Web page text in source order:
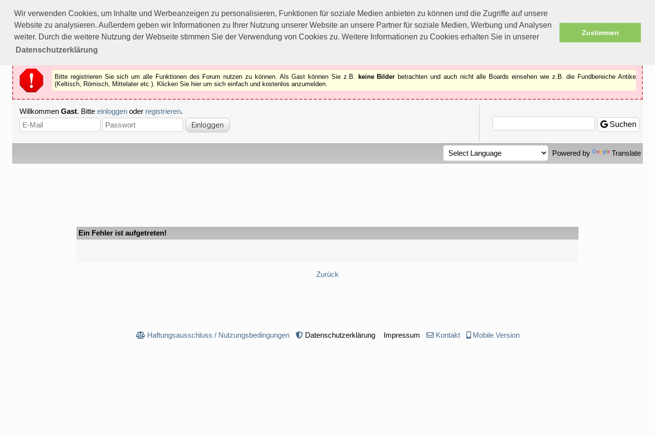
Wir verwenden Cookies, um Inhalte und Werbeanzeigen zu personalisieren, Funktionen für soziale Medien anbieten zu können und die Zugriffe auf unsere
Website zu analysieren. Außerdem geben wir Informationen zu Ihrer Nutzung unserer Website an unsere Partner für soziale Medien, Werbung und Analysen
weiter. Durch die weitere Nutzung der Webseite stimmen Sie der Verwendung von Cookies zu. Weitere Informationen zu Cookies erhalten Sie in unserer
Datenschutzerklärung
Zustimmen
Bitte registrieren Sie sich um alle Funktionen des Forums nutzen zu können.
Als Gast können Sie z.B.keine Bilderbetrachten.
Registrieren
Schliessen
Bitte registrieren Sie sich um alle Funktionen des Forum nutzen zu können. Als Gast können Sie z.B. keine Bilder betrachten und auch nicht alle Boards einsehen wie z.B. die Fundbereiche Antike
(Keltisch, Römisch, Mittelater etc.). Klicken Sie hier um sich einfach und kostenlos anzumelden.
Willkommen Gast. Bitte einloggen oder registrieren.
Suchen
Powered by Translate
Ein Fehler ist aufgetreten!
Zurück
Haftungsausschluss / Nutzungsbedingungen Datenschutzerklärung Impressum Kontakt Mobile Version